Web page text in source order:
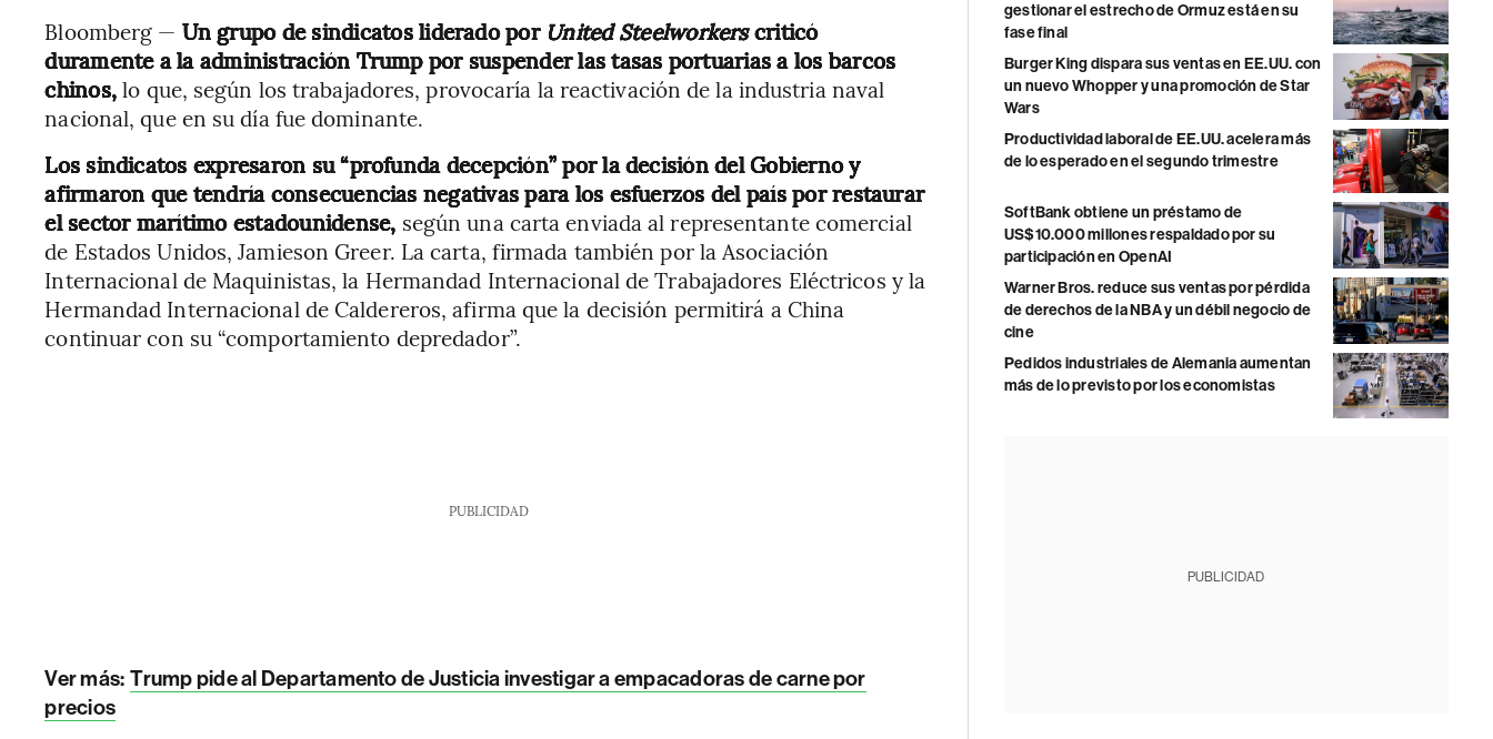
Bloomberg — Un grupo de sindicatos liderado por United Steelworkerscriticó
duramente a la administración Trump por suspender las tasas portuarias a los barcos
chinos,lo que, según los trabajadores, provocaría la reactivación de la industria naval
nacional, que en su día fue dominante.
Los sindicatos expresaron su “profunda decepción” por la decisión del Gobierno y
afirmaron que tendría consecuencias negativas para los esfuerzos del país por restaurar
el sector marítimo estadounidense, según una carta enviada al representante comercial
de Estados Unidos, Jamieson Greer. La carta, firmada también por la Asociación
Internacional de Maquinistas, la Hermandad Internacional de Trabajadores Eléctricos y la
Hermandad Internacional de Caldereros, afirma que la decisión permitirá a China
continuar con su “comportamiento depredador”.
PUBLICIDAD
Ver más: Trump pide al Departamento de Justicia investigar a empacadoras de carne por
precios
gestionar el estrecho de Ormuz está en su
fase final
Burger King dispara sus ventas en EE.UU. con
un nuevo Whopper y una promoción de Star
Wars
Productividad laboral de EE.UU. acelera más
de lo esperado en el segundo trimestre
SoftBank obtiene un préstamo de
US$10.000 millones respaldado por su
participación en OpenAI
Warner Bros. reduce sus ventas por pérdida
de derechos de la NBA y un débil negocio de
cine
Pedidos industriales de Alemania aumentan
más de lo previsto por los economistas
PUBLICIDAD